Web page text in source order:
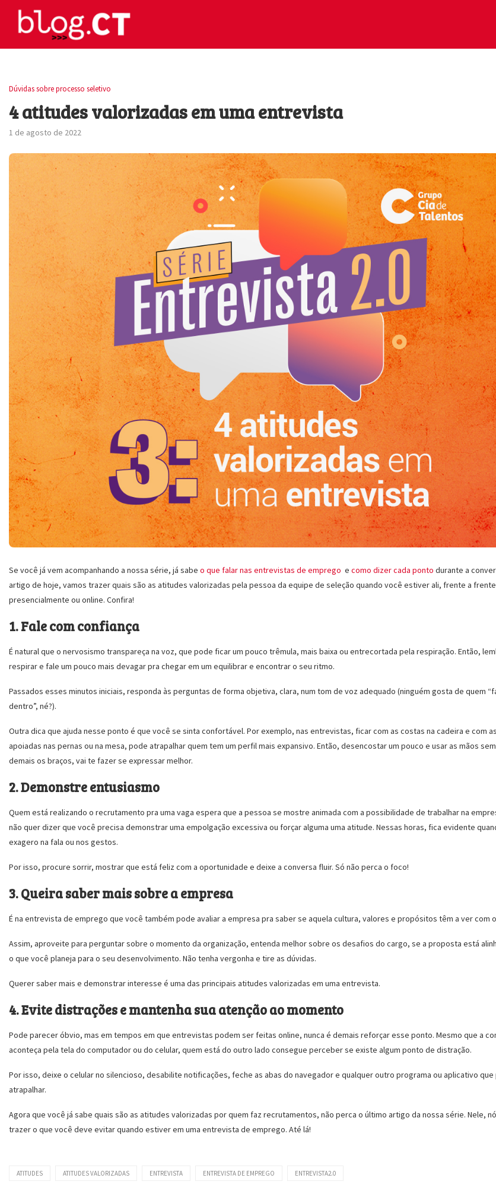
Dúvidas sobre processo seletivo
4 atitudes valorizadas em uma entrevista
1 de agosto de 2022
Se você já vem acompanhando a nossa série, já sabe o que falar nas entrevistas de emprego e como dizer cada ponto durante a
artigo de hoje, vamos trazer quais são as atitudes valorizadas pela pessoa da equipe de seleção quando você estiver ali, frente a
presencialmente ou online. Confira!
1. Fale com confiança
É natural que o nervosismo transpareça na voz, que pode ficar um pouco trêmula, mais baixa ou entrecortada pela respiração. Então,
respirar e fale um pouco mais devagar pra chegar em um equilibrar e encontrar o seu ritmo.
Passados esses minutos iniciais, responda às perguntas de forma objetiva, clara, num tom de voz adequado (ninguém gosta de quem
dentro”, né?).
Outra dica que ajuda nesse ponto é que você se sinta confortável. Por exemplo, nas entrevistas, ficar com as costas na cadeira e com
apoiadas nas pernas ou na mesa, pode atrapalhar quem tem um perfil mais expansivo. Então, desencostar um pouco e usar as mãos
demais os braços, vai te fazer se expressar melhor.
2. Demonstre entusiasmo
Quem está realizando o recrutamento pra uma vaga espera que a pessoa se mostre animada com a possibilidade de trabalhar na
não quer dizer que você precisa demonstrar uma empolgação excessiva ou forçar alguma uma atitude. Nessas horas, fica evidente
exagero na fala ou nos gestos.
Por isso, procure sorrir, mostrar que está feliz com a oportunidade e deixe a conversa fluir. Só não perca o foco!
3. Queira saber mais sobre a empresa
É na entrevista de emprego que você também pode avaliar a empresa pra saber se aquela cultura, valores e propósitos têm a ver com
Assim, aproveite para perguntar sobre o momento da organização, entenda melhor sobre os desafios do cargo, se a proposta está
o que você planeja para o seu desenvolvimento. Não tenha vergonha e tire as dúvidas.
Querer saber mais e demonstrar interesse é uma das principais atitudes valorizadas em uma entrevista.
4. Evite distrações e mantenha sua atenção ao momento
Pode parecer óbvio, mas em tempos em que entrevistas podem ser feitas online, nunca é demais reforçar esse ponto. Mesmo que a
aconteça pela tela do computador ou do celular, quem está do outro lado consegue perceber se existe algum ponto de distração.
Por isso, deixe o celular no silencioso, desabilite notificações, feche as abas do navegador e qualquer outro programa ou aplicativo que
atrapalhar.
Agora que você já sabe quais são as atitudes valorizadas por quem faz recrutamentos, não perca o último artigo da nossa série. Nele,
trazer o que você deve evitar quando estiver em uma entrevista de emprego. Até lá!
ATITUDES ATITUDES VALORIZADAS ENTREVISTA ENTREVISTA DE EMPREGO ENTREVISTA2.0